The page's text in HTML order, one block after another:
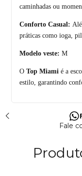
caminhadas ou
Conforto Casual:
práticas como ioga,
Modelo veste: M
O Top Miami é a
estilo, garantindo
Fale